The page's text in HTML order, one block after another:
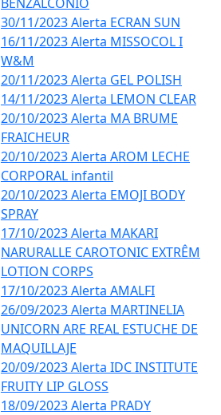
30/11/2023 Alerta ECRAN SUN
16/11/2023 Alerta MISSOCOL I
W&M
20/11/2023 Alerta GEL POLISH
14/11/2023 Alerta LEMON CLEAR
20/10/2023 Alerta MA BRUME
FRAICHEUR
20/10/2023 Alerta AROM LECHE
CORPORAL infantil
20/10/2023 Alerta EMOJI BODY
SPRAY
17/10/2023 Alerta MAKARI
NARURALLE CAROTONIC EXTRÊM
LOTION CORPS
17/10/2023 Alerta AMALFI
26/09/2023 Alerta MARTINELIA
UNICORN ARE REAL ESTUCHE DE
MAQUILLAJE
20/09/2023 Alerta IDC INSTITUTE
FRUITY LIP GLOSS
18/09/2023 Alerta PRADY